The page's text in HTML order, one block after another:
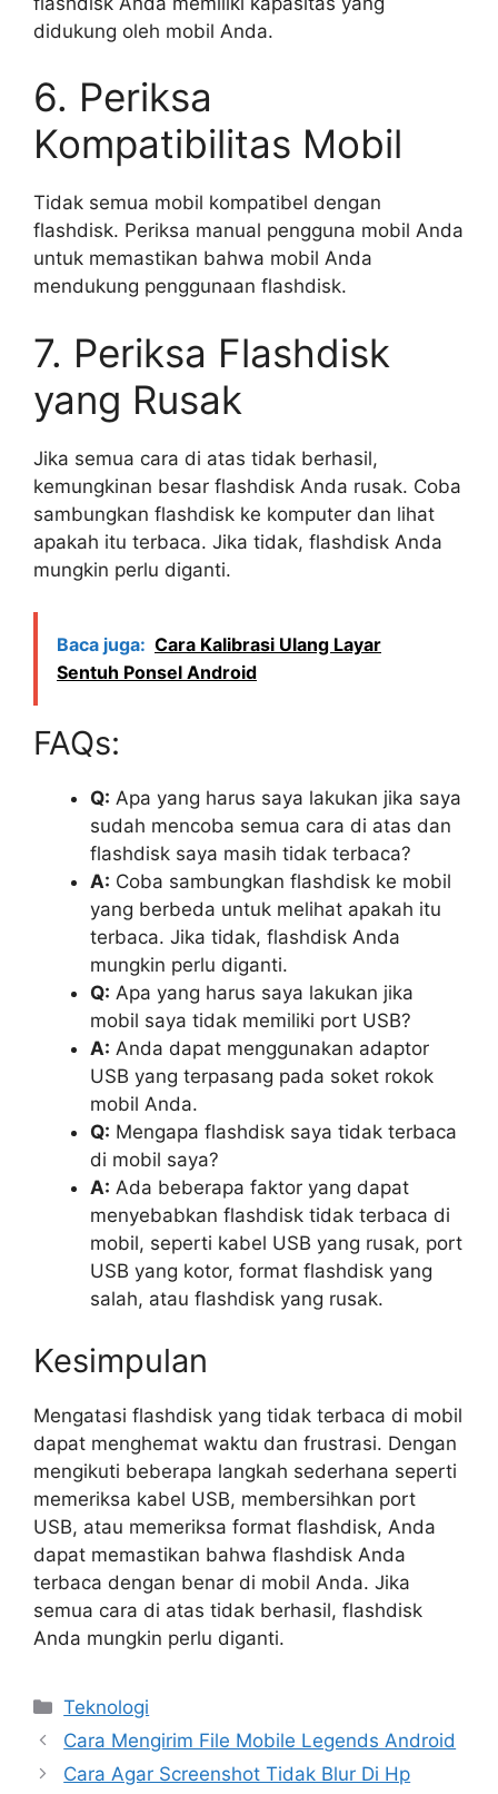
didukung oleh mobil Anda.
6. Periksa
Kompatibilitas Mobil
Tidak semua mobil kompatibel dengan
flashdisk. Periksa manual pengguna mobil Anda
untuk memastikan bahwa mobil Anda
mendukung penggunaan flashdisk.
7. Periksa Flashdisk
yang Rusak
Jika semua cara di atas tidak berhasil,
kemungkinan besar flashdisk Anda rusak. Coba
sambungkan flashdisk ke komputer dan lihat
apakah itu terbaca. Jika tidak, flashdisk Anda
mungkin perlu diganti.
Baca juga: Cara Kalibrasi Ulang Layar
Sentuh Ponsel Android
FAQs:
Q: Apa yang harus saya lakukan jika saya
sudah mencoba semua cara di atas dan
flashdisk saya masih tidak terbaca?
A: Coba sambungkan flashdisk ke mobil
yang berbeda untuk melihat apakah itu
terbaca. Jika tidak, flashdisk Anda
mungkin perlu diganti.
Q: Apa yang harus saya lakukan jika
mobil saya tidak memiliki port USB?
A: Anda dapat menggunakan adaptor
USB yang terpasang pada soket rokok
mobil Anda.
Q: Mengapa flashdisk saya tidak terbaca
di mobil saya?
A: Ada beberapa faktor yang dapat
menyebabkan flashdisk tidak terbaca di
mobil, seperti kabel USB yang rusak, port
USB yang kotor, format flashdisk yang
salah, atau flashdisk yang rusak.
Kesimpulan
Mengatasi flashdisk yang tidak terbaca di mobil
dapat menghemat waktu dan frustrasi. Dengan
mengikuti beberapa langkah sederhana seperti
memeriksa kabel USB, membersihkan port
USB, atau memeriksa format flashdisk, Anda
dapat memastikan bahwa flashdisk Anda
terbaca dengan benar di mobil Anda. Jika
semua cara di atas tidak berhasil, flashdisk
Anda mungkin perlu diganti.
Kategori
Teknologi
Cara Mengirim File Mobile Legends Android
Cara Agar Screenshot Tidak Blur Di Hp